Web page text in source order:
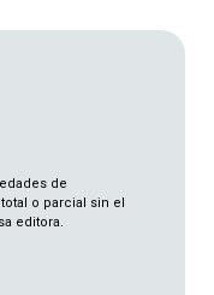
en Chihuahua
parado (o de no
de
o parcial sin el
editora.